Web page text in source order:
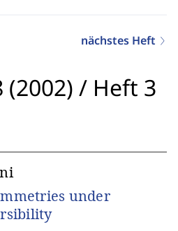
nächstes Heft
(2002) / Heft 3
under